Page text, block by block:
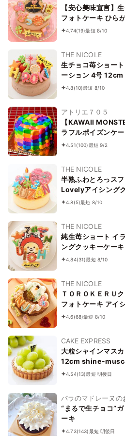
【安心美味宣言】
フォトケーキ ひら
キーケーキ 写真ケ
4.74(19)最短 8/10
THE NICOLE
生チョコ苺ショー
ーション 4号 12cm
セットです）
4.8(10)最短 8/10
アトリエ７０５
【KAWAII
ラフルポイズンケー
4.51(100)最短 9/2
THE NICOLE
半熟ふわとろっス
Lovelyアイシング
ョン 文字入りアイ
4.8(5)最短 8/10
THE NICOLE
純生苺ショート イ
ングクッキーケー
最適
4.84(31)最短 8/10
THE NICOLE
ＴＯＲＯＫＥＲＵ
フォトケーキ アイ
キ 写真ケーキ 5号
4.6(68)最短 8/10
CAKE EXPRESS
大粒シャインマス
12cm shine-
4.54(13)最短 明後日
バラのマドレーヌの
“まるで生チョコ”
ーキ
4.73(143)最短 明後日